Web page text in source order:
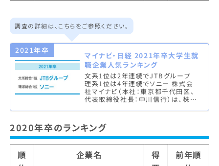
調査の詳細は、こちらをご参照ください。
2021年卒
マイナビ・日経 2021年卒大学生就
職企業人気ランキング
文系1位は2年連続でJTBグループ
理系1位は4年連続でソニー 株式会
社マイナビ（本社：東京都千代田区、
代表取締役社長：中川信行）は、株式
2020年卒のランキング
順
企業名
得
前年順